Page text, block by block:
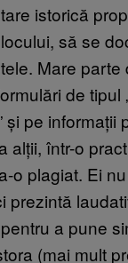
istorică
să se
Mare parte
de tipul
pe informații
alții, într-o
o plagiat. Ei
prezintă
a pune
(mai mult